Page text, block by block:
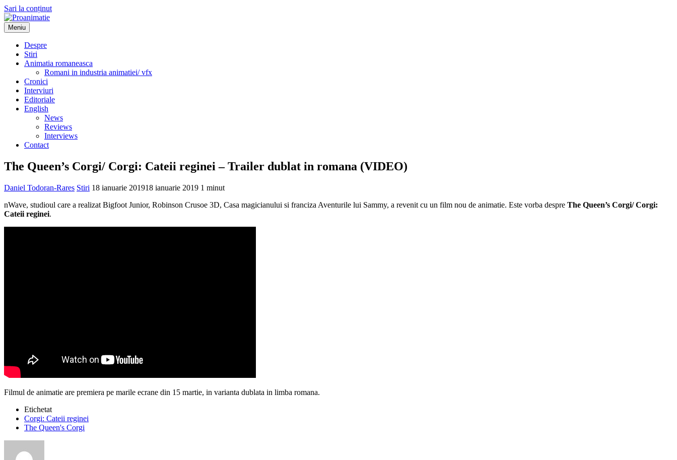
Sari la conținut
Proanimatie
Stiri despre filme de animatie
Meniu
Despre
Stiri
Animatia romaneasca
Romani in industria animatiei/ vfx
Cronici
Interviuri
Editoriale
English
News
Reviews
Interviews
Contact
The Queen’s Corgi/ Corgi: Cateii reginei – Trailer dublat in romana (VIDEO)
Daniel Todoran-Rares Stiri 18 ianuarie 201918 ianuarie 2019 1 minut
nWave, studioul care a realizat Bigfoot Junior, Robinson Crusoe 3D, Casa magicianului si franciza Aventurile lui Sammy, a revenit cu un film nou de animatie. Este vorba despre The Queen’s Corgi/ Corgi:
Cateii reginei.
Filmul de animatie are premiera pe marile ecrane din 15 martie, in varianta dublata in limba romana.
Etichetat
Corgi: Cateii reginei
The Queen's Corgi